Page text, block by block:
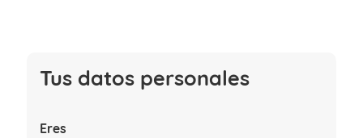
Tus datos personales
Eres